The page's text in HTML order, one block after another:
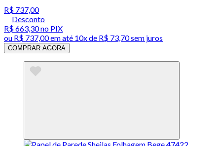
R$ 737,00
Desconto
R$ 663,30no PIX
ou R$ 737,00em até 10x de R$ 73,70 sem juros
COMPRAR AGORA